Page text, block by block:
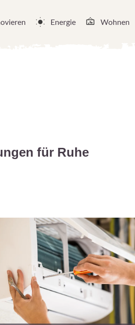
Energie Wohnen
für Ruhe